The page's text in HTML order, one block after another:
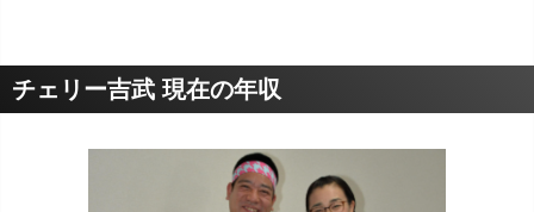
チェリー吉武 現在の年収